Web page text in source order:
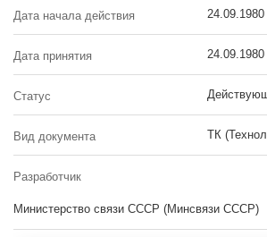
Дата начала действия 24.09.1980
Дата принятия 24.09.1980
Статус
Вид документа ТК
Разработчик
Министерство связи СССР (Минсвязи СССР)